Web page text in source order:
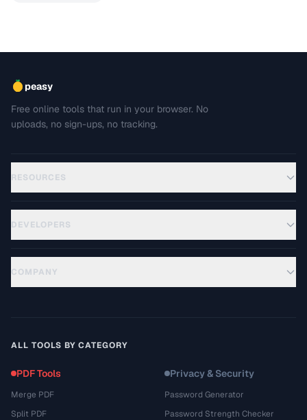
peasy
Free online tools that run in your browser. No
uploads, no sign-ups, no tracking.
RESOURCES
DEVELOPERS
COMPANY
ALL TOOLS BY CATEGORY
PDF Tools
Merge PDF
Split PDF
Privacy & Security
Password Generator
Password Strength Checker